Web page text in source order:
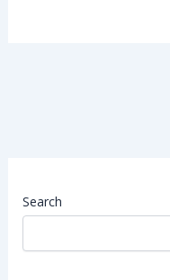
Search